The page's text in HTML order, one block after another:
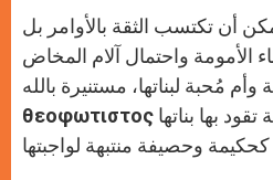
أن تكتسب الثقة بالأوامر بل
الأمومة واحتمال آلام المخاض
مُحبة لبناتها، مستنيرة بالله
θεοφωτιστος ولديها بصيرة روحية تقود بها بناتها